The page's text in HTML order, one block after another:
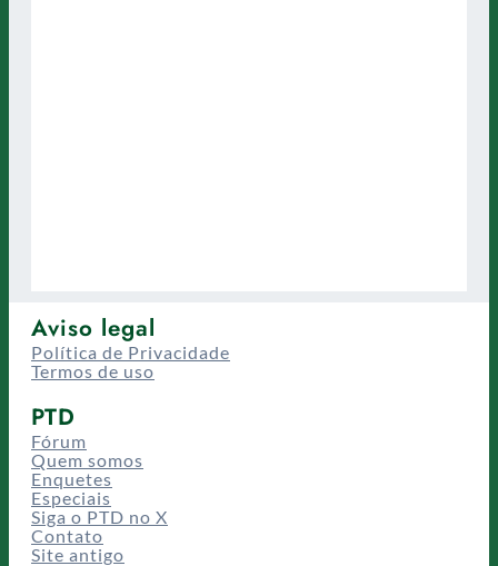
Aviso legal
Política de Privacidade
Termos de uso
PTD
Fórum
Quem somos
Enquetes
Especiais
Siga o PTD no X
Contato
Site antigo